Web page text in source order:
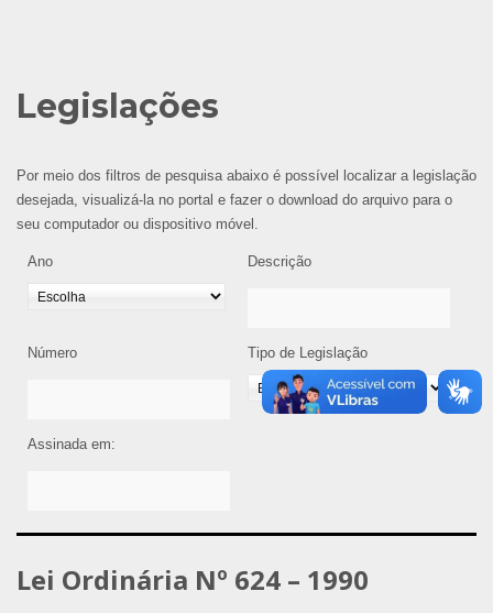
Legislações
Por meio dos filtros de pesquisa abaixo é possível localizar a legislação
desejada, visualizá-la no portal e fazer o download do arquivo para o
seu computador ou dispositivo móvel.
Ano Descrição
Número Tipo de Legislação
Assinada em:
Lei Ordinária Nº 624 – 1990